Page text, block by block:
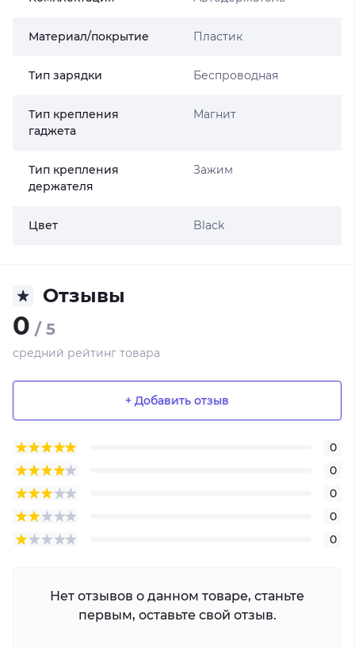
Материал/покрытие Пластик
Тип зарядки Беспроводная
Тип крепления
гаджета
Магнит
Тип крепления
держателя
Зажим
Цвет Black
Отзывы
0 / 5
средний рейтинг товара
+ Добавить отзыв
0
0
0
0
0
Нет отзывов о данном товаре, станьте
первым, оставьте свой отзыв.